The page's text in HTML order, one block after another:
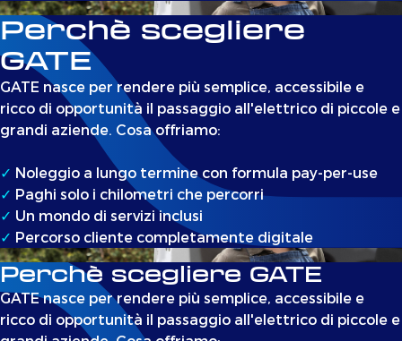
Perchè scegliere
GATE
GATE nasce per rendere più semplice, accessibile e
ricco di opportunità il passaggio all'elettrico di piccole e
grandi aziende. Cosa offriamo:
✓ Noleggio a lungo termine con formula pay-per-use
✓ Paghi solo i chilometri che percorri
✓ Un mondo di servizi inclusi
✓ Percorso cliente completamente digitale
Perchè scegliere GATE
GATE nasce per rendere più semplice, accessibile e
ricco di opportunità il passaggio all'elettrico di piccole e